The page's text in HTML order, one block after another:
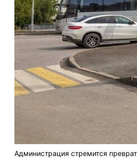
Администрация стремится